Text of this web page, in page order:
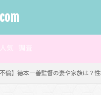
不倫】徳本一善監督の妻や家族は？